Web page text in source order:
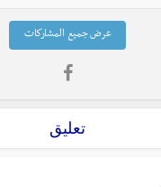
عرض جميع المشاركات
تعليق